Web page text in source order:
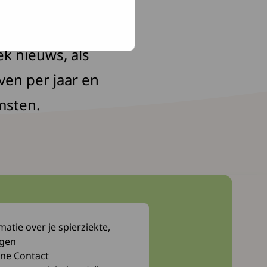
wat je
nieuws, als
per jaar en
Myocafé
over je spierziekte,
Contact